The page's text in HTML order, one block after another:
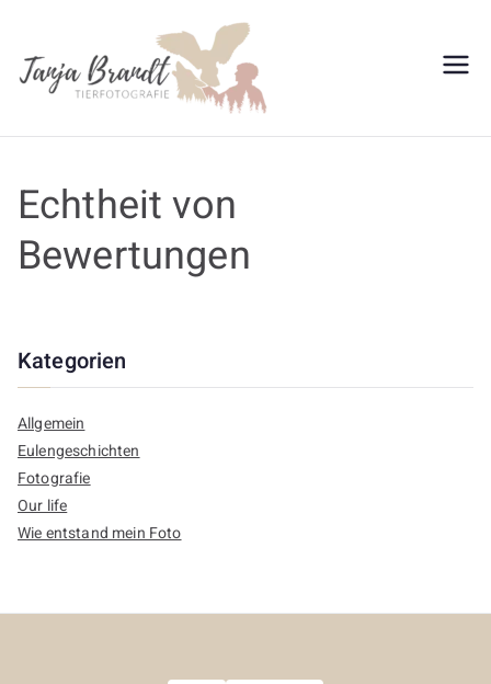
springen
Echtheit von
Bewertungen
Kategorien
Allgemein
Eulengeschichten
Fotografie
Our life
Wie entstand mein Foto